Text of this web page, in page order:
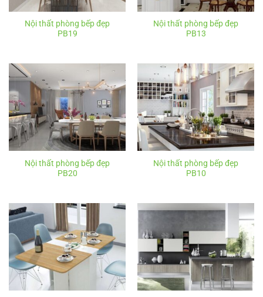
Nội thất phòng bếp đẹp
PB19
Nội thất phòng bếp đẹp
PB13
Nội thất phòng bếp đẹp
PB20
Nội thất phòng bếp đẹp
PB10